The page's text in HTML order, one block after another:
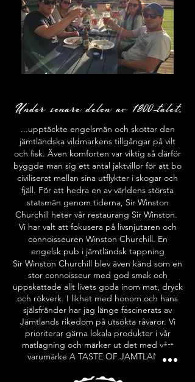
Under senare delen av 1800-talet...
...upptäckte engelsmän och skottar den
jämtländska vildmarkens tillgångar på vilt
och fisk. Även komforten var viktig så därför
byggde man sig ett antal jaktvillor för att bo
civiliserat mellan sina utflykter i skogar och
fjäll. För att hedra en av världens största
statsmän genom tiderna, Sir Winston
Churchill heter vår restaurang Sir Winston.
Vi har valt att fokusera på livsnjutaren och
connoisseuren Winston Churchill. En
engelsk pub i jämtländsk tappning
Sir Winston Churchill blev även känd som en
stor connoisseur med god smak och
uppskattade allt livets goda inom mat, dryck
och rökverk. I likhet med honom och hans
själsfränder har jag länge fascinerats av
Jämtlands rikedom på utsökta råvaror. Vi
prioriterar gärna lokala produkter i vår
matlagning och märker ut det med vårt
varumärke A TASTE OF JAMTLAND.